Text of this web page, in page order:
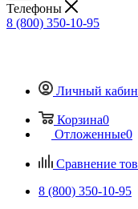
Телефоны
8 (800) 350-10-95
Личный
Корзина0
Отложенные0
Сравнение
8 (800) 350-10-95